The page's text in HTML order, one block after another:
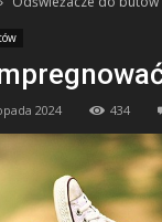
2024 434